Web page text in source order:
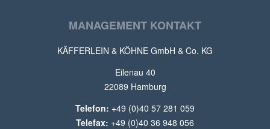
MANAGEMENT KONTAKT
KÄFFERLEIN & KÖHNE GmbH & Co. KG
Eilenau 40
22089 Hamburg
Telefon: +49 (0)40 57 281 059
Telefax: +49 (0)40 36 948 056